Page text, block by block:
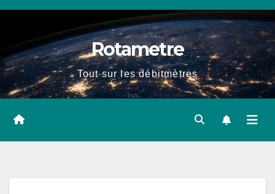
Skip
to
content
Rotametre
Tout sur les débitmètres